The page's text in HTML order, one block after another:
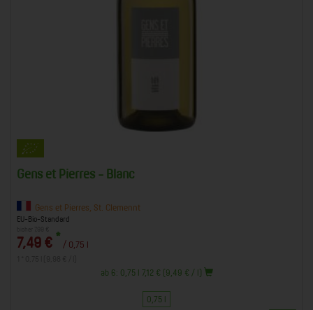
Gens et Pierres - Blanc
Gens et Pierres, St. Clemennt
EU-Bio-Standard
7,49 € * / 0,75 l
ab 6: 0,75 l 7,12 € (9,49 € / l)
0,75 l